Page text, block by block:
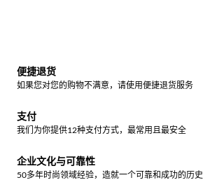
便捷退货
如果您对您的购物不满意，请使用便捷退货服务
支付
我们为你提供12种支付方式，最常用且最安全
企业文化与可靠性
50多年时尚领域经验，造就一个可靠和成功的历史